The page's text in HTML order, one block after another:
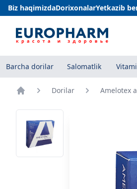
Biz haqimizdaDorixonalarYetkazib
Barcha dorilar Salomatlik
Dorilar Amelotex